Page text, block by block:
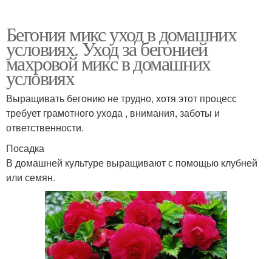
Бегония микс уход в домашних
условиях. Уход за бегонией
махровой микс в домашних
условиях
Выращивать бегонию не трудно, хотя этот процесс
требует грамотного ухода , внимания, заботы и
ответственности.
Посадка
В домашней культуре выращивают с помощью клубней
или семян.